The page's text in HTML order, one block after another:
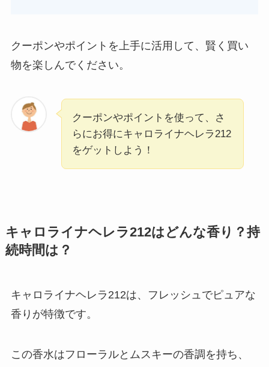
クーポンやポイントを上手に活用して、賢く買い
物を楽しんでください。
クーポンやポイントを使って、さ
らにお得にキャロライナヘレラ212
をゲットしよう！
キャロライナヘレラ212はどんな香り？持
続時間は？
キャロライナヘレラ212は、フレッシュでピュアな
香りが特徴です。
この香水はフローラルとムスキーの香調を持ち、